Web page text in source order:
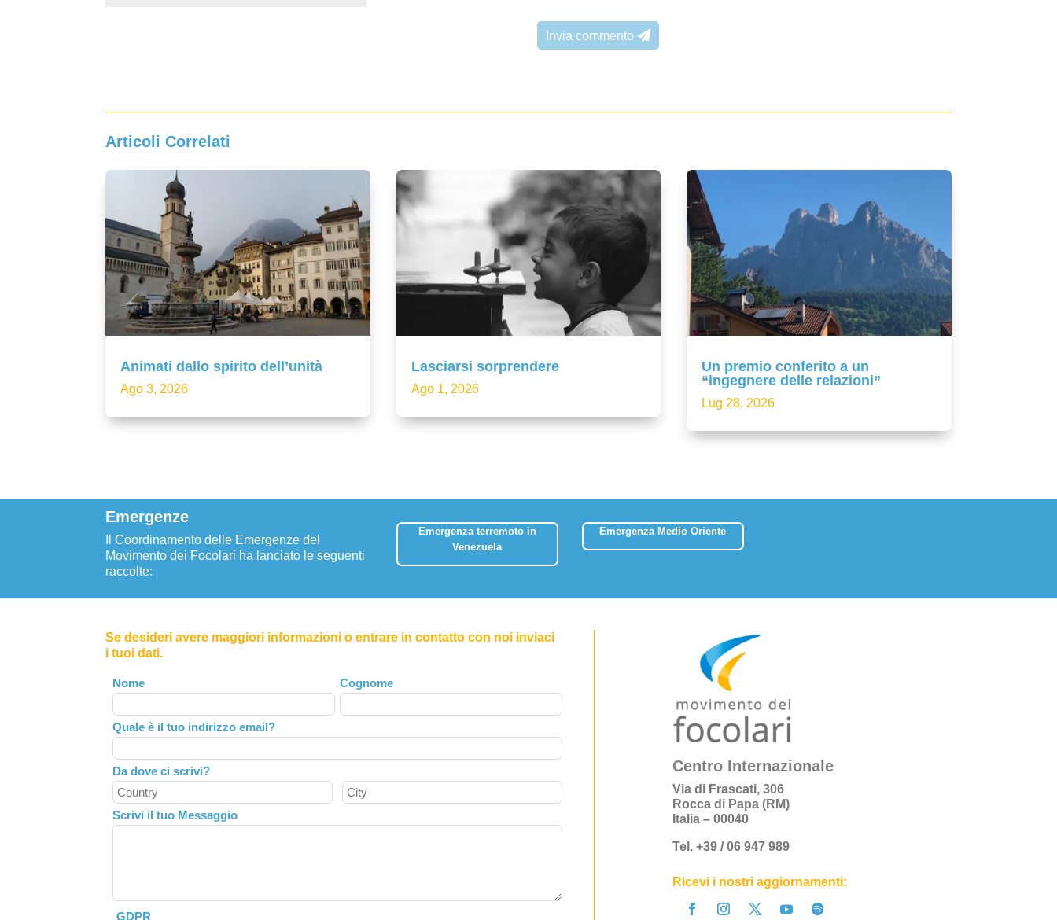
Invia commento
Articoli Correlati
Animati dallo spirito dell’unità
Ago 3, 2026
Lasciarsi sorprendere
Ago 1, 2026
Un premio conferito a un
“ingegnere delle relazioni”
Lug 28, 2026
Emergenze
Il Coordinamento delle Emergenze del
Movimento dei Focolari ha lanciato le seguenti
raccolte:
Emergenza terremoto in
Venezuela
Emergenza Medio Oriente
Se desideri avere maggiori informazioni o entrare in contatto con noi inviaci
i tuoi dati.
Leave
this
field
blank
Nome Cognome
Quale è il tuo indirizzo email?
Da dove ci scrivi?
Scrivi il tuo Messaggio
GDPR
Centro Internazionale
Via di Frascati, 306
Rocca di Papa (RM)
Italia – 00040
Tel. +39 / 06 947 989
Ricevi i nostri aggiornamenti: